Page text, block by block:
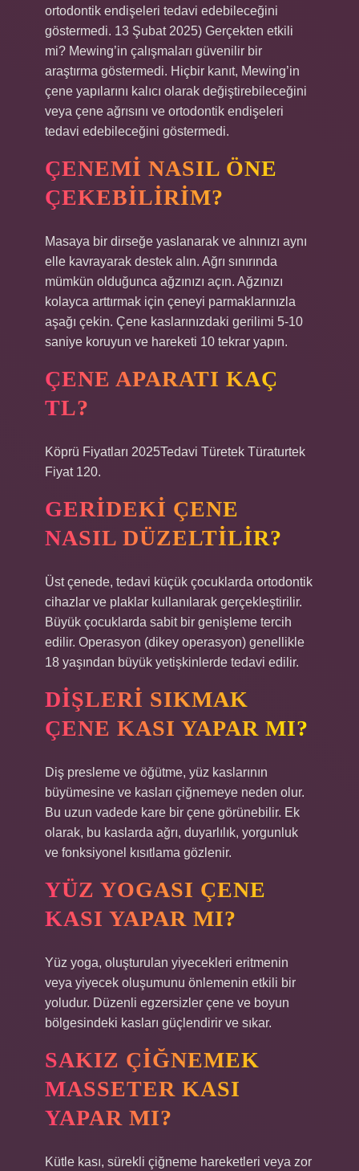
ortodontik endişeleri tedavi edebileceğini
göstermedi. 13 Şubat 2025) Gerçekten etkili
mi? Mewing’in çalışmaları güvenilir bir
araştırma göstermedi. Hiçbir kanıt, Mewing’in
çene yapılarını kalıcı olarak değiştirebileceğini
veya çene ağrısını ve ortodontik endişeleri
tedavi edebileceğini göstermedi.
ÇENEMI NASIL ÖNE
ÇEKEBILIRIM?
Masaya bir dirseğe yaslanarak ve alnınızı aynı
elle kavrayarak destek alın. Ağrı sınırında
mümkün olduğunca ağzınızı açın. Ağzınızı
kolayca arttırmak için çeneyi parmaklarınızla
aşağı çekin. Çene kaslarınızdaki gerilimi 5-10
saniye koruyun ve hareketi 10 tekrar yapın.
ÇENE APARATI KAÇ
TL?
Köprü Fiyatları 2025Tedavi Türetek Türaturtek
Fiyat 120.
GERIDEKI ÇENE
NASIL DÜZELTILIR?
Üst çenede, tedavi küçük çocuklarda ortodontik
cihazlar ve plaklar kullanılarak gerçekleştirilir.
Büyük çocuklarda sabit bir genişleme tercih
edilir. Operasyon (dikey operasyon) genellikle
18 yaşından büyük yetişkinlerde tedavi edilir.
DIŞLERI SIKMAK
ÇENE KASI YAPAR MI?
Diş presleme ve öğütme, yüz kaslarının
büyümesine ve kasları çiğnemeye neden olur.
Bu uzun vadede kare bir çene görünebilir. Ek
olarak, bu kaslarda ağrı, duyarlılık, yorgunluk
ve fonksiyonel kısıtlama gözlenir.
YÜZ YOGASI ÇENE
KASI YAPAR MI?
Yüz yoga, oluşturulan yiyecekleri eritmenin
veya yiyecek oluşumunu önlemenin etkili bir
yoludur. Düzenli egzersizler çene ve boyun
bölgesindeki kasları güçlendirir ve sıkar.
SAKIZ ÇIĞNEMEK
MASSETER KASI
YAPAR MI?
Kütle kası, sürekli çiğneme hareketleri veya zor